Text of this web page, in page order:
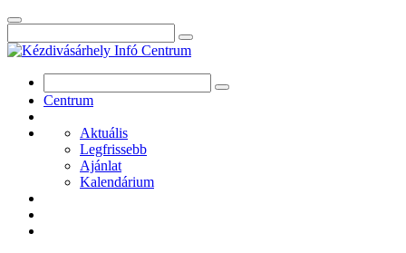
Centrum
Aktuális
Legfrissebb
Ajánlat
Kalendárium